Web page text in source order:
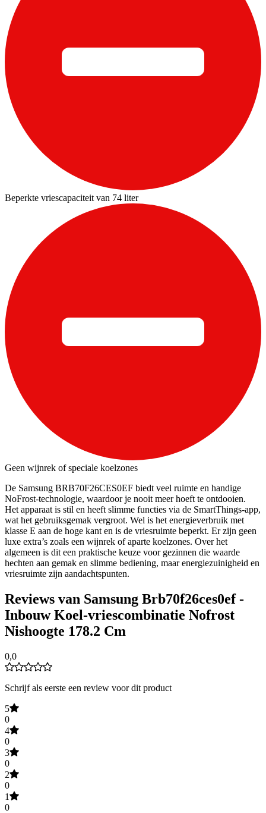
Beperkte vriescapaciteit van 74 liter
Geen wijnrek of speciale koelzones
De Samsung BRB70F26CES0EF biedt veel ruimte en handige
NoFrost-technologie, waardoor je nooit meer hoeft te ontdooien.
Het apparaat is stil en heeft slimme functies via de SmartThings-app,
wat het gebruiksgemak vergroot. Wel is het energieverbruik met
klasse E aan de hoge kant en is de vriesruimte beperkt. Er zijn geen
luxe extra’s zoals een wijnrek of aparte koelzones. Over het
algemeen is dit een praktische keuze voor gezinnen die waarde
hechten aan gemak en slimme bediening, maar energiezuinigheid en
vriesruimte zijn aandachtspunten.
Reviews van Samsung Brb70f26ces0ef -
Inbouw Koel-vriescombinatie Nofrost
Nishoogte 178.2 Cm
0,0
Schrijf als eerste een review voor dit product
5
0
4
0
3
0
2
0
1
0